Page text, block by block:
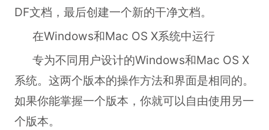
DF文档，最后创建一个新的干净文档。
在Windows和Mac OS X系统中运行
专为不同用户设计的Windows和Mac OS X
系统。这两个版本的操作方法和界面是相同的。
如果你能掌握一个版本，你就可以自由使用另一
个版本。